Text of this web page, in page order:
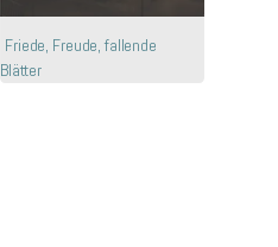
Friede, Freude, fallende
Blätter